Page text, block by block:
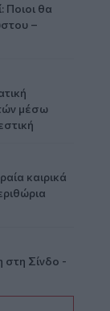
Ποιοι θα
–
μέσω
καιρικά
Σίνδο -